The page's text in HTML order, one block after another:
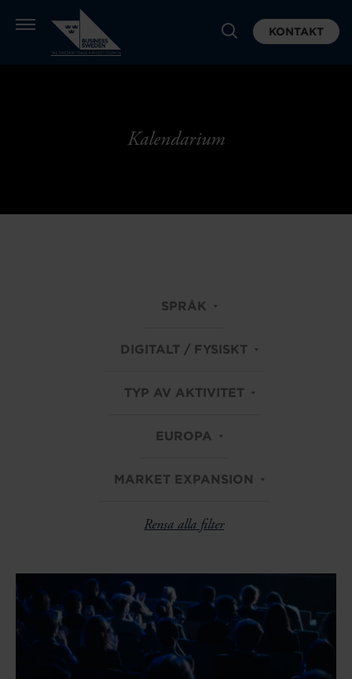
KONTAKT
Kalendarium
SPRÅK
DIGITALT / FYSISKT
TYP AV AKTIVITET
EUROPA
MARKET EXPANSION
Rensa alla filter